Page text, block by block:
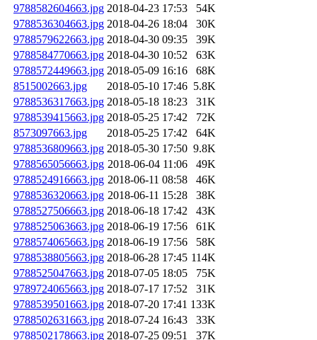
9788582604663.jpg 2018-04-23 17:53
54K
9788536304663.jpg 2018-04-26 18:04
30K
9788579622663.jpg 2018-04-30 09:35
39K
9788584770663.jpg 2018-04-30 10:52
63K
9788572449663.jpg 2018-05-09 16:16
68K
8515002663.jpg
2018-05-10 17:46 5.8K
9788536317663.jpg 2018-05-18 18:23
31K
9788539415663.jpg 2018-05-25 17:42
72K
8573097663.jpg
2018-05-25 17:42
64K
9788536809663.jpg 2018-05-30 17:50 9.8K
9788565056663.jpg 2018-06-04 11:06
49K
9788524916663.jpg 2018-06-11 08:58
46K
9788536320663.jpg 2018-06-11 15:28
38K
9788527506663.jpg 2018-06-18 17:42
43K
9788525063663.jpg 2018-06-19 17:56
61K
9788574065663.jpg 2018-06-19 17:56
58K
9788538805663.jpg 2018-06-28 17:45 114K
9788525047663.jpg 2018-07-05 18:05
75K
9789724065663.jpg 2018-07-17 17:52
31K
9788539501663.jpg 2018-07-20 17:41 133K
9788502631663.jpg 2018-07-24 16:43
33K
9788502178663.jpg 2018-07-25 09:51 37K